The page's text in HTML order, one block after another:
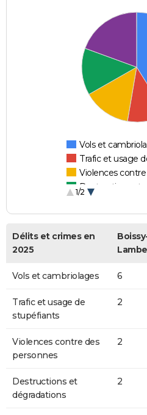
Vols et
Trafic et usage
Violences
Destructions et
1/2
Délits et crimes en
2025
Vols et cambriolages 6
Trafic et usage de
stupéfiants
2
Violences contre des
personnes
2
Destructions et
dégradations
2